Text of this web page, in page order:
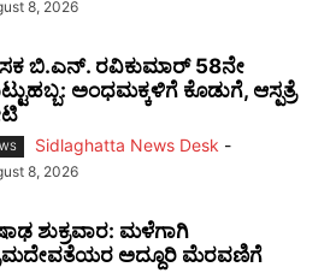
8, 2026
ಬಿ.ಎನ್. ರವಿಕುಮಾರ್ 58ನೇ
ಅಂಧಮಕ್ಕಳಿಗೆ ಕೊಡುಗೆ, ಆಸ್ಪತ್ರೆ
Sidlaghatta News Desk -
8, 2026
ಶುಕ್ರವಾರ: ಮಳೆಗಾಗಿ
ಅದ್ದೂರಿ ಮೆರವಣಿಗೆ